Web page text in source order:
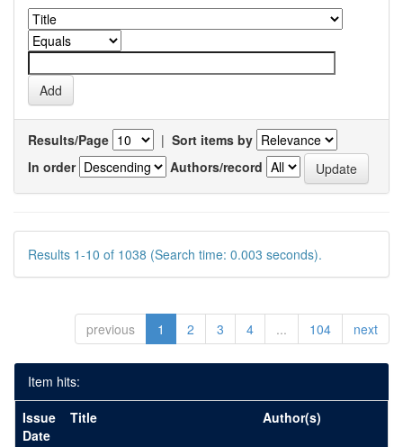
Results/Page | Sort items by
In order
Authors/record
Results 1-10 of 1038 (Search time: 0.003 seconds).
previous 1 2 3 4 ... 104 next
Item hits:
Issue
Date
Title Author(s)